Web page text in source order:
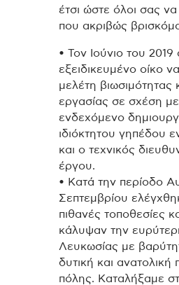
έτσι ώστε όλοι σας να
που ακριβώς
• Τον Ιούνιο του
εξειδικευμένο οίκο
μελέτη βιωσιμότητας
εργασίας σε σχέση
ενδεχόμενο
ιδιόκτητου γηπέδου
και ο τεχνικός
έργου.
• Κατά την περίοδο
Σεπτεμβρίου
πιθανές τοποθεσίες
κάλυψαν την
Λευκωσίας με
δυτική και ανατολική
πόλης. Καταλήξαμε